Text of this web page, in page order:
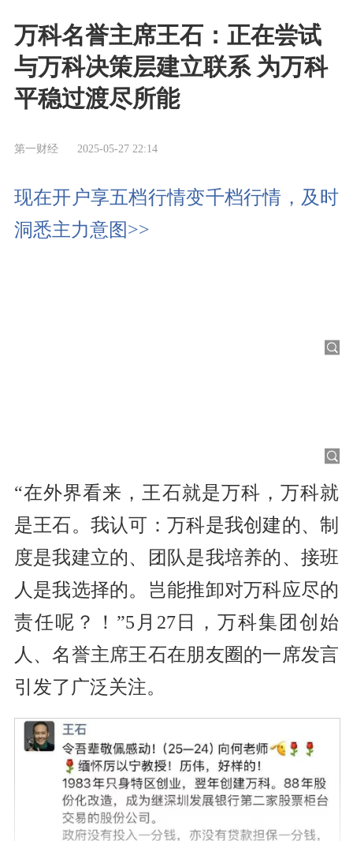
万科名誉主席王石：正在尝试
与万科决策层建立联系 为万科
平稳过渡尽所能
第一财经 2025-05-27 22:14
现在开户享五档行情变千档行情，及时
洞悉主力意图>>
“在外界看来，王石就是万科，万科就
是王石。我认可：万科是我创建的、制
度是我建立的、团队是我培养的、接班
人是我选择的。岂能推卸对万科应尽的
责任呢？！”5月27日，万科集团创始
人、名誉主席王石在朋友圈的一席发言
引发了广泛关注。